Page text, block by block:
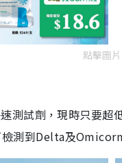
點擊圖
測試劑，現時只要超
測到Delta及